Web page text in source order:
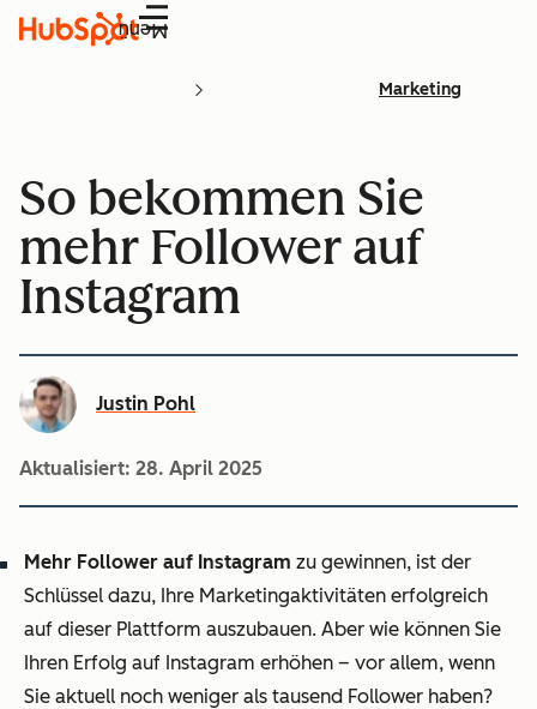
Menü
Marketing
So bekommen Sie
mehr Follower auf
Instagram
Justin Pohl
Aktualisiert: 28. April 2025
Mehr Follower auf Instagram zu gewinnen, ist der
Schlüssel dazu, Ihre Marketingaktivitäten erfolgreich
auf dieser Plattform auszubauen. Aber wie können Sie
Ihren Erfolg auf Instagram erhöhen – vor allem, wenn
Sie aktuell noch weniger als tausend Follower haben?